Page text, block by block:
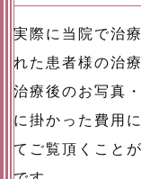
実際に当院で治
れた患者様の治療
治療後のお写真
に掛かった費用
てご覧頂くこと